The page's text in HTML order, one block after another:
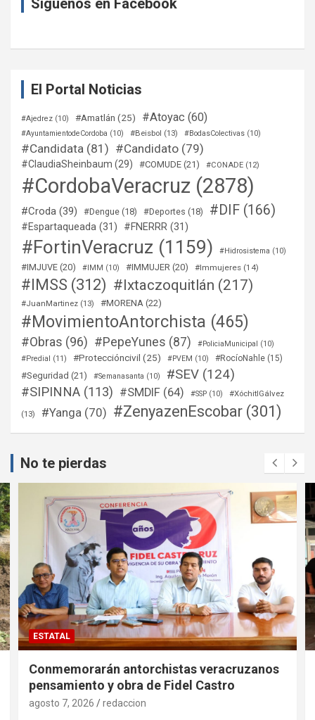
Síguenos en Facebook
El Portal Noticias
#Ajedrez (10) #Amatlán (25) #Atoyac (60)
#AyuntamientodeCordoba (10) #Beisbol (13) #BodasColectivas (10)
#Candidata (81) #Candidato (79)
#ClaudiaSheinbaum (29) #COMUDE (21) #CONADE (12)
#CordobaVeracruz (2878)
#Croda (39) #Dengue (18) #Deportes (18) #DIF (166)
#Espartaqueada (31) #FNERRR (31)
#FortinVeracruz (1159) #Hidrosistema (10)
#IMJUVE (20) #IMM (10) #IMMUJER (20) #Immujeres (14)
#IMSS (312) #Ixtaczoquitlán (217)
#JuanMartinez (13) #MORENA (22)
#MovimientoAntorchista (465)
#Obras (96) #PepeYunes (87) #PoliciaMunicipal
(10)
#Predial
(11) #Proteccióncivil (25) #PVEM (10) #RocíoNahle (15)
#Seguridad (21) #Semanasanta (10) #SEV (124)
#SIPINNA (113) #SMDIF (64) #SSP (10) #XóchitlGálvez
(13) #Yanga (70) #ZenyazenEscobar (301)
No te pierdas
ESTATAL
Conmemorarán antorchistas veracruzanos
pensamiento y obra de Fidel Castro
agosto 7, 2026 redaccion